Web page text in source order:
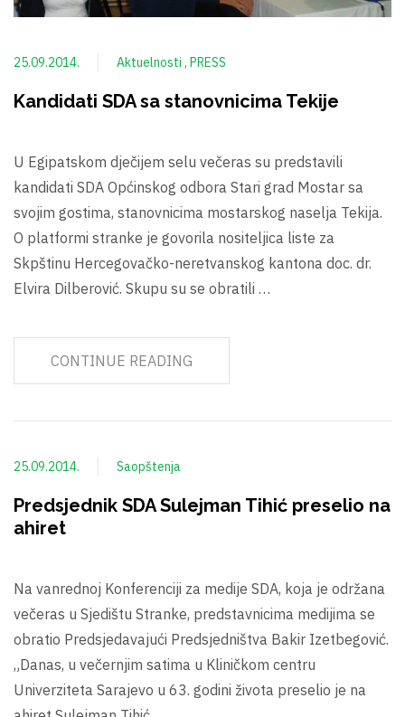
25.09.2014. Aktuelnosti PRESS
Kandidati SDA sa stanovnicima Tekije
U Egipatskom dječijem selu večeras su predstavili
kandidati SDA Općinskog odbora Stari grad Mostar sa
svojim gostima, stanovnicima mostarskog naselja Tekija.
O platformi stranke je govorila nositeljica liste za
Skpštinu Hercegovačko-neretvanskog kantona doc. dr.
Elvira Dilberović. Skupu su se obratili …
CONTINUE READING
25.09.2014. Saopštenja
Predsjednik SDA Sulejman Tihić preselio na
ahiret
Na vanrednoj Konferenciji za medije SDA, koja je održana
večeras u Sjedištu Stranke, predstavnicima medijima se
obratio Predsjedavajući Predsjedništva Bakir Izetbegović.
„Danas, u večernjim satima u Kliničkom centru
Univerziteta Sarajevo u 63. godini života preselio je na